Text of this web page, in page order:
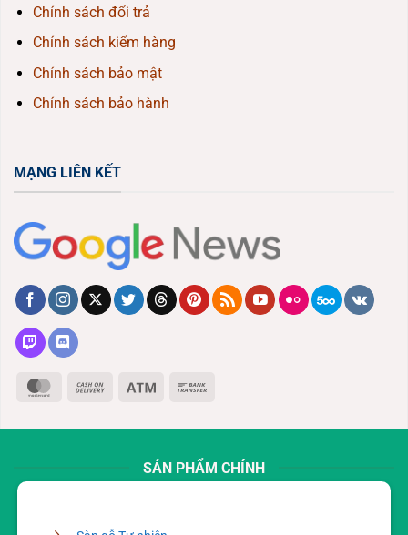
Chính sách đổi trả
Chính sách kiểm hàng
Chính sách bảo mật
Chính sách bảo hành
MẠNG LIÊN KẾT
MasterCard
Cash
Delivery
Atm
SẢN PHẨM CHÍNH